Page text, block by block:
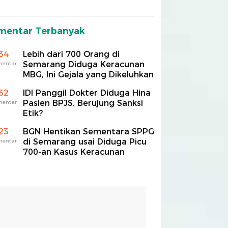
Terbanyak
Lebih dari 700 Orang di
Semarang Diduga Keracunan
MBG, Ini Gejala yang Dikeluhkan
IDI Panggil Dokter Diduga Hina
Pasien BPJS, Berujung Sanksi
Etik?
BGN Hentikan Sementara SPPG
di Semarang usai Diduga Picu
700-an Kasus Keracunan